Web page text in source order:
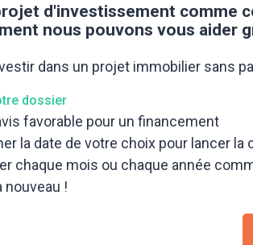
d'investissement comme
nous pouvons vous aider
dans un projet immobilier sans
dossier
favorable pour un financement
la date de votre choix pour lancer
chaque mois ou chaque année
nouveau !